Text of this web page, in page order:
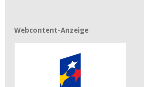
Webcontent-Anzeige
Webcontent-Anzeige